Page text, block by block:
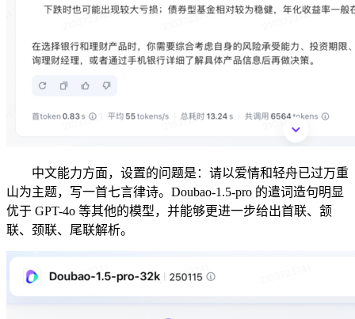
中文能力方面，设置的问题是：请以爱情和轻舟已过万重
山为主题，写一首七言律诗。Doubao-1.5-pro 的遣词造句明显
优于 GPT-4o 等其他的模型，并能够更进一步给出首联、颔
联、颈联、尾联解析。